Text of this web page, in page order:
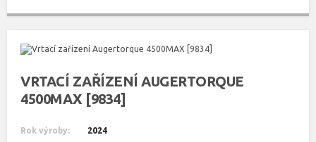
VRTACÍ ZAŘÍZENÍ AUGERTORQUE
4500MAX [9834]
Rok výroby: 2024